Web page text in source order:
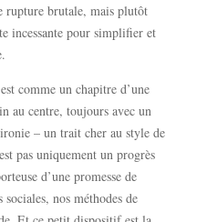
rupture brutale, mais plutôt
incessante pour simplifier et
comme un chapitre d’une
au centre, toujours avec un
– un trait cher au style de
pas uniquement un progrès
d’une promesse de
nos méthodes de